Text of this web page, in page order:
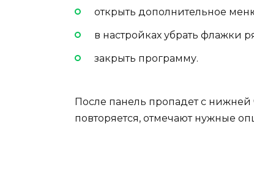
открыть дополнительное
в настройках убрать флажки
закрыть программу.
После панель пропадет с нижней
повторяется, отмечают нужные